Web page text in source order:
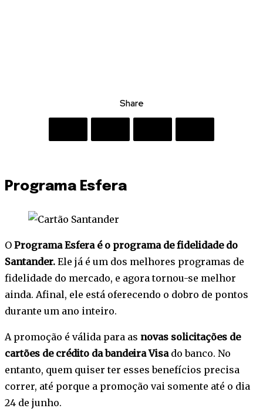
Share
Programa Esfera
O Programa Esfera é o programa de fidelidade do
Santander. Ele já é um dos melhores programas de
fidelidade do mercado, e agora tornou-se melhor
ainda. Afinal, ele está oferecendo o dobro de pontos
durante um ano inteiro.
A promoção é válida para as novas solicitações de
cartões de crédito da bandeira Visado banco. No
entanto, quem quiser ter esses benefícios precisa
correr, até porque a promoção vai somente até o dia
24 de junho.